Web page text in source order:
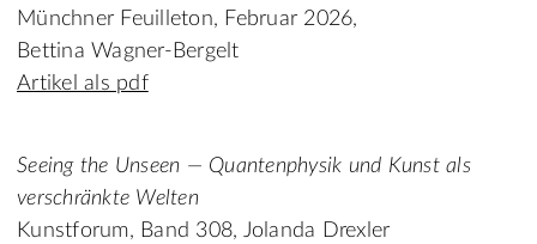
Münchner Feuilleton, Februar 2026,
Bettina Wagner-Bergelt
Artikel als pdf
Seeing the Unseen — Quantenphysik und Kunst als
verschränkte Welten
Kunstforum, Band 308, Jolanda Drexler